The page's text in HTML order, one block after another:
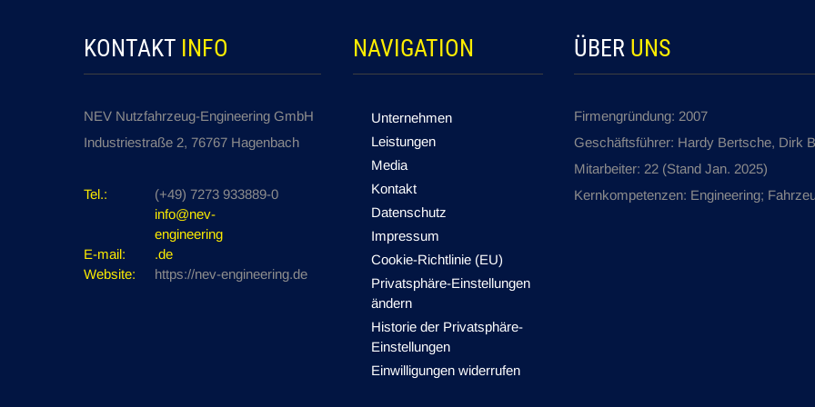
KONTAKT INFO
NEV Nutzfahrzeug-Engineering GmbH
Industriestraße 2, 76767 Hagenbach
Tel.: (+49) 7273 933889-0
E-mail:
info@nev-
engineering
.de
Website:
https://nev-engineering.de
NAVIGATION
Unternehmen
Leistungen
Media
Kontakt
Datenschutz
Impressum
Cookie-Richtlinie (EU)
Privatsphäre-Einstellungen
ändern
Historie der Privatsphäre-
Einstellungen
Einwilligungen widerrufen
ÜBER UNS
Firmengründung: 2007
Geschäftsführer: Hardy Bertsche, Dirk
Mitarbeiter: 22 (Stand Jan. 2025)
Kernkompetenzen: Engineering;